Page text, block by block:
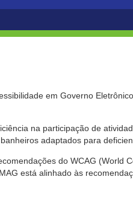
em Governo
na participação de
adaptados para
do WCAG (World
está alinhado às